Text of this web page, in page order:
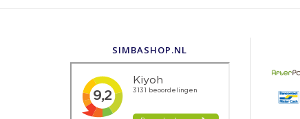
SIMBASHOP.NL